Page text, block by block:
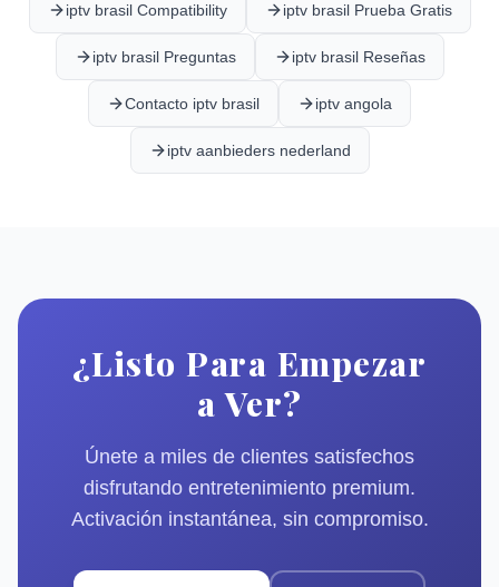
iptv brasil Compatibility iptv brasil Prueba Gratis
iptv brasil Preguntas iptv brasil Reseñas
Contacto iptv brasil iptv angola
iptv aanbieders nederland
¿Listo Para Empezar
a Ver?
Únete a miles de clientes satisfechos
disfrutando entretenimiento premium.
Activación instantánea, sin compromiso.